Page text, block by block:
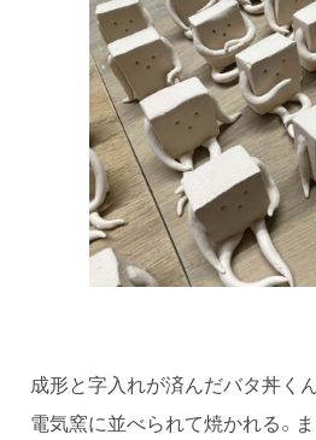
成形と字入れが済んだバタ丼く
電気窯に並べられて焼かれる。